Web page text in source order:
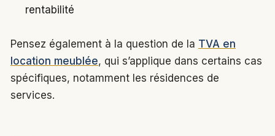
rentabilité
Pensez également à la question de la TVA en
location meublée, qui s’applique dans certains cas
spécifiques, notamment les résidences de
services.